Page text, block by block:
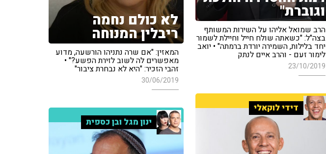
וגוברת"
הרב שמואל אליהו על השירות המשותף
בצה"ל: "כשאתה שולח חייל וחיילת לשמור
יחד בלילות, השמירה יורדת ברמתה" • יואב
לימור זעם - והרב איים לנתק
23/10/2019
לא כולם נחמה
ריבלין המנוחה
המאזין: "אם שרה נתניהו הורשעה, מדוע
מאפשרים לה לשוב לזירת הפשע?" •
זהבי הזכיר: "היא לא נבחרת ציבור"
30/06/2019
דידי לוקאלי
ינון מגל ובן כספית